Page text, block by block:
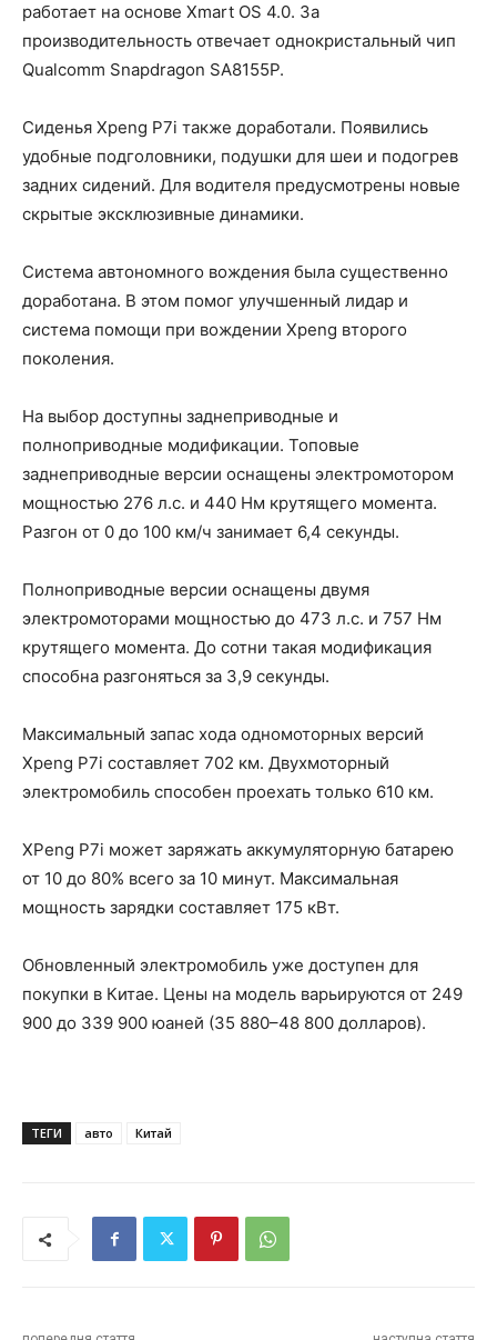
работает на основе Xmart OS 4.0. За
производительность отвечает однокристальный чип
Qualcomm Snapdragon SA8155P.
Сиденья Xpeng P7i также доработали. Появились
удобные подголовники, подушки для шеи и подогрев
задних сидений. Для водителя предусмотрены новые
скрытые эксклюзивные динамики.
Система автономного вождения была существенно
доработана. В этом помог улучшенный лидар и
система помощи при вождении Xpeng второго
поколения.
На выбор доступны заднеприводные и
полноприводные модификации. Топовые
заднеприводные версии оснащены электромотором
мощностью 276 л.с. и 440 Нм крутящего момента.
Разгон от 0 до 100 км/ч занимает 6,4 секунды.
Полноприводные версии оснащены двумя
электромоторами мощностью до 473 л.с. и 757 Нм
крутящего момента. До сотни такая модификация
способна разгоняться за 3,9 секунды.
Максимальный запас хода одномоторных версий
Xpeng P7i составляет 702 км. Двухмоторный
электромобиль способен проехать только 610 км.
XPeng P7i может заряжать аккумуляторную батарею
от 10 до 80% всего за 10 минут. Максимальная
мощность зарядки составляет 175 кВт.
Обновленный электромобиль уже доступен для
покупки в Китае. Цены на модель варьируются от 249
900 до 339 900 юаней (35 880–48 800 долларов).
ТЕГИ авто Китай